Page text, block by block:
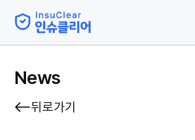
News
뒤로가기